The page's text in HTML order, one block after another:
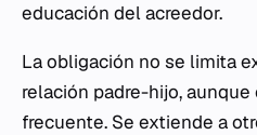
educación del acreedor.
La obligación no se limita
relación padre-hijo, aunque
frecuente. Se extiende a